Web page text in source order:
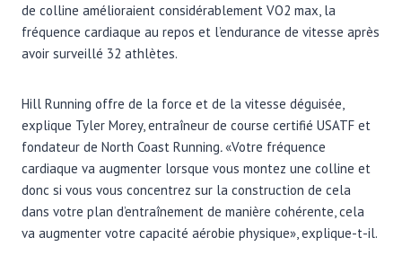
de colline amélioraient considérablement VO2 max, la
fréquence cardiaque au repos et l’endurance de vitesse après
avoir surveillé 32 athlètes.
Hill Running offre de la force et de la vitesse déguisée,
explique Tyler Morey, entraîneur de course certifié USATF et
fondateur de North Coast Running.«Votre fréquence
cardiaque va augmenter lorsque vous montez une colline et
donc si vous vous concentrez sur la construction de cela
dans votre plan d’entraînement de manière cohérente, cela
va augmenter votre capacité aérobie physique», explique-t-il.